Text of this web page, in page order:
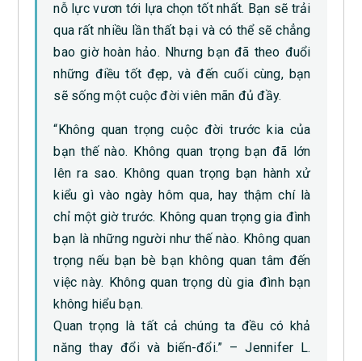
nỗ lực vươn tới lựa chọn tốt nhất. Bạn sẽ trải
qua rất nhiều lần thất bại và có thể sẽ chẳng
bao giờ hoàn hảo. Nhưng bạn đã theo đuổi
những điều tốt đẹp, và đến cuối cùng, bạn
sẽ sống một cuộc đời viên mãn đủ đầy.
“Không quan trọng cuộc đời trước kia của
bạn thế nào. Không quan trọng bạn đã lớn
lên ra sao. Không quan trọng bạn hành xử
kiểu gì vào ngày hôm qua, hay thậm chí là
chỉ một giờ trước. Không quan trọng gia đình
bạn là những người như thế nào. Không quan
trọng nếu bạn bè bạn không quan tâm đến
việc này. Không quan trọng dù gia đình bạn
không hiểu bạn.
Quan trọng là tất cả chúng ta đều có khả
năng thay đổi và biến-đổi.” – Jennifer L.